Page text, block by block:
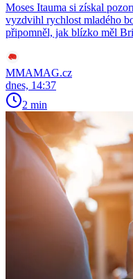
Moses Itauma si získal
vyzdvihl rychlost mladého
připomněl, jak blízko měl
MMAMAG.cz
dnes, 14:37
2 min